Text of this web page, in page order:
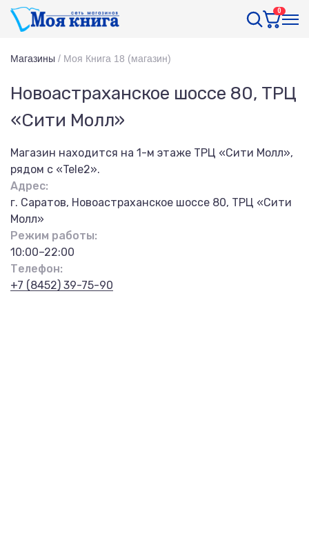
0
Магазины / Моя Книга 18 (магазин)
Новоастраханское шоссе 80, ТРЦ
«Сити Молл»
Магазин находится на 1-м этаже ТРЦ «Сити Молл»,
рядом с «Tele2».
Адрес:
г. Саратов, Новоастраханское шоссе 80, ТРЦ «Сити
Молл»
Режим работы:
10:00–22:00
Телефон:
+7 (8452) 39-75-90